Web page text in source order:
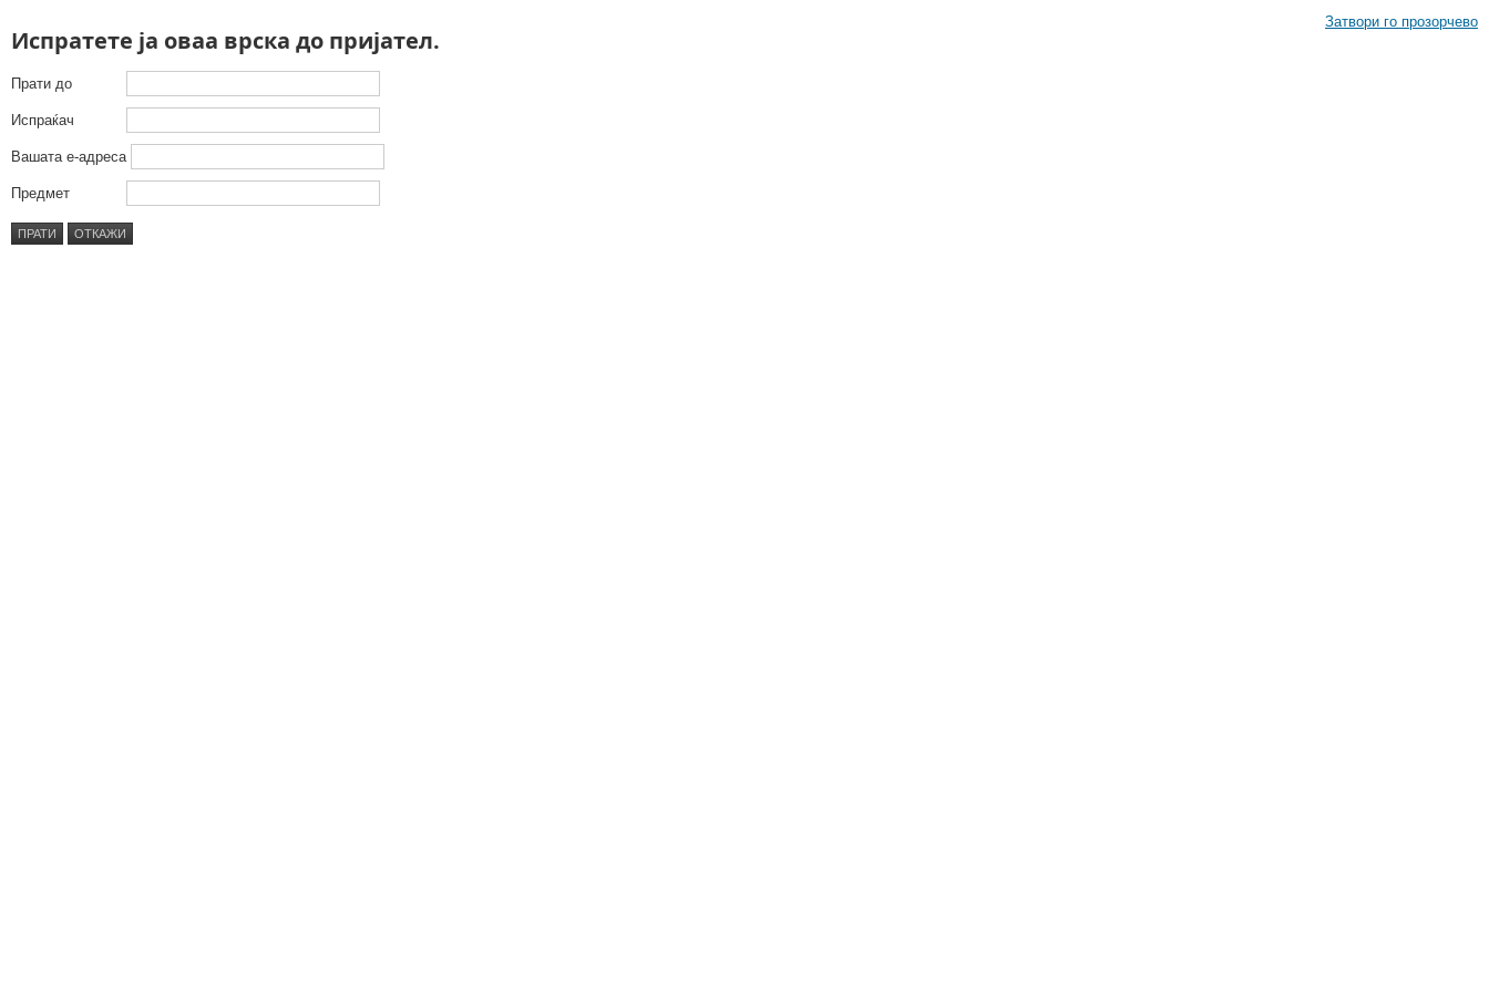
Испратете ја оваа врска до пријател.
Затвори го прозорчево
Прати до
Испраќач
Вашата е-адреса
Предмет
ПРАТИ ОТКАЖИ